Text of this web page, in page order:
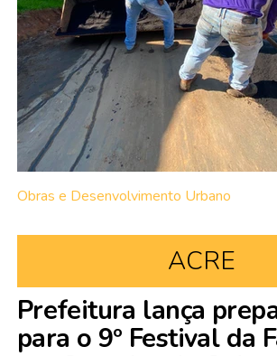
Obras e Desenvolvimento Urbano
ACRE
Prefeitura lança
para o 9º Festival da